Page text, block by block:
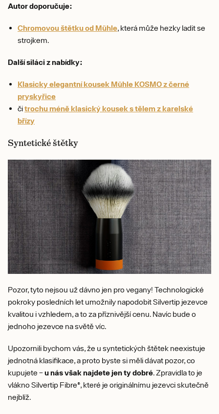
Autor doporučuje:
Chromovou štětku od Mühle, která může hezky ladit se
strojkem.
Další siláci z nabídky:
Klasicky elegantní kousek Mühle KOSMO z černé
pryskyřice
čitrochu méně klasický kousek s tělem z karelské
břízy
Syntetické štětky
Pozor, tyto nejsou už dávno jen pro vegany! Technologické
pokroky posledních let umožnily napodobit Silvertip jezevce
kvalitou i vzhledem, a to za příznivější cenu. Navíc bude o
jednoho jezevce na světě víc.
Upozornili bychom vás, že u syntetických štětek neexistuje
jednotná klasifikace, a proto byste si měli dávat pozor, co
kupujete –unás však najdete jen ty dobré. Zpravidla to je
vlákno Silvertip Fibre®, které je originálnímu jezevci skutečně
nejblíž.